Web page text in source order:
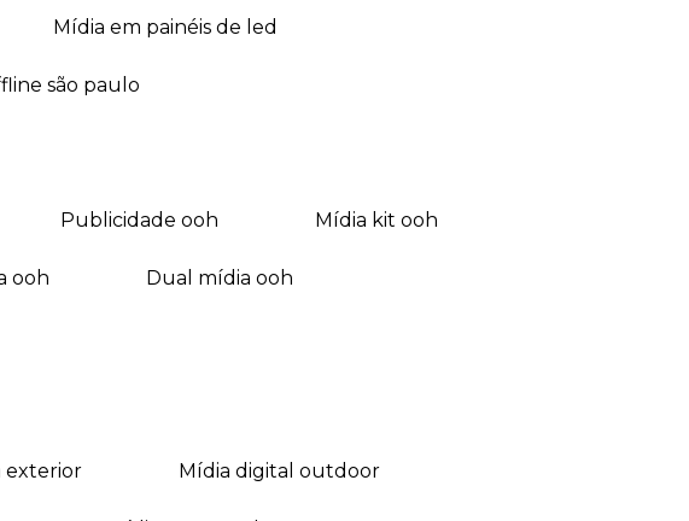
mídia em painéis de led
são paulo
publicidade ooh mídia kit ooh
ooh dual mídia ooh
exterior mídia digital outdoor